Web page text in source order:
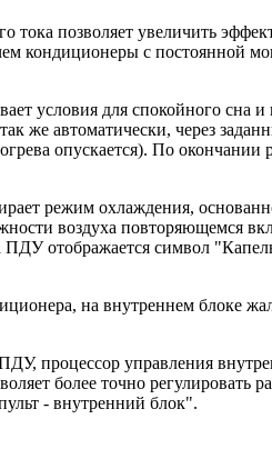
тока позволяет увеличить
кондиционеры с постоянной
условия для спокойного сна
же автоматически, через
опускается). По
режим охлаждения,
воздуха повторяющемся
отображается символ
на внутреннем блоке
процессор управления
более точно
- внутренний блок".